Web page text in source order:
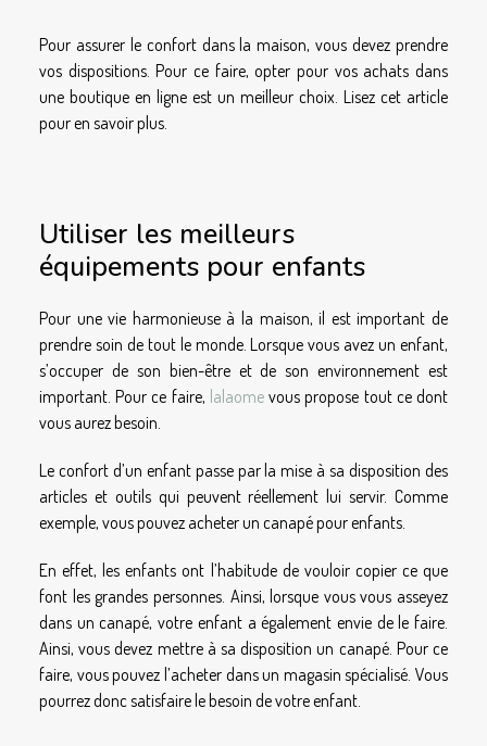
Pour assurer le confort dans la maison, vous devez prendre
vos dispositions. Pour ce faire, opter pour vos achats dans
une boutique en ligne est un meilleur choix. Lisez cet article
pour en savoir plus.
Utiliser les meilleurs
équipements pour enfants
Pour une vie harmonieuse à la maison, il est important de
prendre soin de tout le monde. Lorsque vous avez un enfant,
s’occuper de son bien-être et de son environnement est
important. Pour ce faire, lalaomevous propose tout ce dont
vous aurez besoin.
Le confort d’un enfant passe par la mise à sa disposition des
articles et outils qui peuvent réellement lui servir. Comme
exemple, vous pouvez acheter un canapé pour enfants.
En effet, les enfants ont l’habitude de vouloir copier ce que
font les grandes personnes. Ainsi, lorsque vous vous asseyez
dans un canapé, votre enfant a également envie de le faire.
Ainsi, vous devez mettre à sa disposition un canapé. Pour ce
faire, vous pouvez l’acheter dans un magasin spécialisé. Vous
pourrez donc satisfaire le besoin de votre enfant.